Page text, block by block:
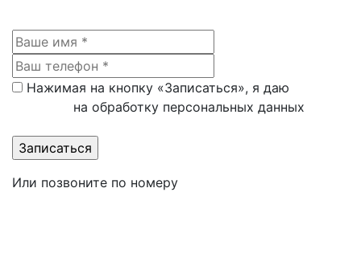
Нажимая на кнопку «Записаться», я даю
на обработку персональных данных
Или позвоните по номеру